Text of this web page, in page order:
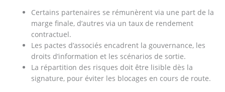
Certains partenaires se rémunèrent via une part de la
marge finale, d’autres via un taux de rendement
contractuel.
Les pactes d’associés encadrent la gouvernance, les
droits d’information et les scénarios de sortie.
La répartition des risques doit être lisible dès la
signature, pour éviter les blocages en cours de route.